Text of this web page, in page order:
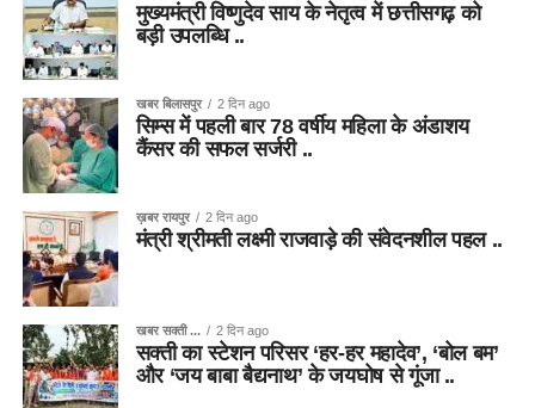
मुख्यमंत्री विष्णुदेव साय के नेतृत्व में छत्तीसगढ़ को
बड़ी उपलब्धि ..
खबर बिलासपुर 2 दिन ago
सिम्स में पहली बार 78 वर्षीय महिला के अंडाशय
कैंसर की सफल सर्जरी ..
ख़बर रायपुर 2 दिन ago
मंत्री श्रीमती लक्ष्मी राजवाड़े की संवेदनशील पहल ..
खबर सक्ती ... 2 दिन ago
सक्ती का स्टेशन परिसर ‘हर-हर महादेव’, ‘बोल बम’
और ‘जय बाबा बैद्यनाथ’ के जयघोष से गूंजा ..